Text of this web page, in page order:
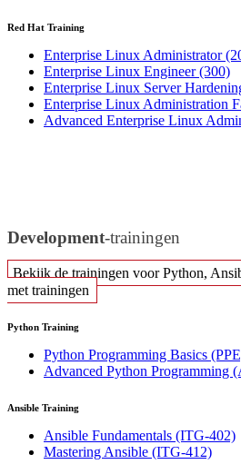
Red Hat Training
Enterprise Linux Administrator
Enterprise Linux Engineer(300)
Enterprise Linux Server
Enterprise Linux Administration
Advanced Enterprise Linux
Development-trainingen
Bekijk de trainingen voor Python,
met trainingen
Python Training
Python Programming Basics
Advanced Python Programming
Ansible Training
Ansible Fundamentals (ITG-402)
Mastering Ansible (ITG-412)